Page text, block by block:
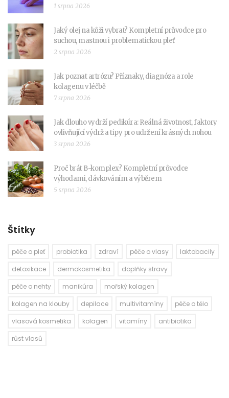
1 srpna 2026
Jaký olej na kůži vybrat? Kompletní průvodce pro
suchou, mastnou i problematickou pleť
2 srpna 2026
Jak poznat artrózu? Příznaky, diagnóza a role
kolagenu v léčbě
7 srpna 2026
Jak dlouho vydrží pedikúra: Reálná životnost, faktory
ovlivňující výdrž a tipy pro udržení krásných nohou
3 srpna 2026
Proč brát B-komplex? Kompletní průvodce
výhodami, dávkováním a výběrem
5 srpna 2026
Štítky
péče o pleť probiotika zdraví péče o vlasy
laktobacily
detoxikace
dermokosmetika
doplňky stravy
péče o nehty
manikúra
mořský kolagen
kolagen na klouby
depilace multivitamíny
péče o tělo
vlasová kosmetika
kolagen vitamíny
antibiotika
růst vlasů